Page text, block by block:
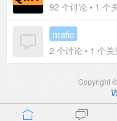
92 个讨论 • 1 个
matic
2 个讨论 • 1 个关
Copyright